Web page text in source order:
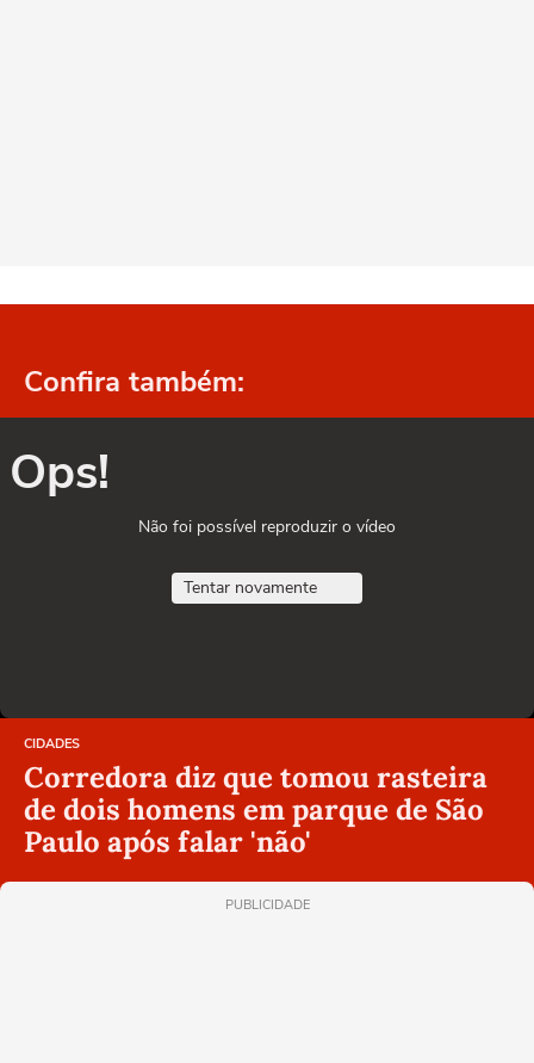
Confira também:
Ops!
Não foi possível reproduzir o vídeo
Tentar novamente
CIDADES
Corredora diz que tomou rasteira
de dois homens em parque de São
Paulo após falar 'não'
PUBLICIDADE